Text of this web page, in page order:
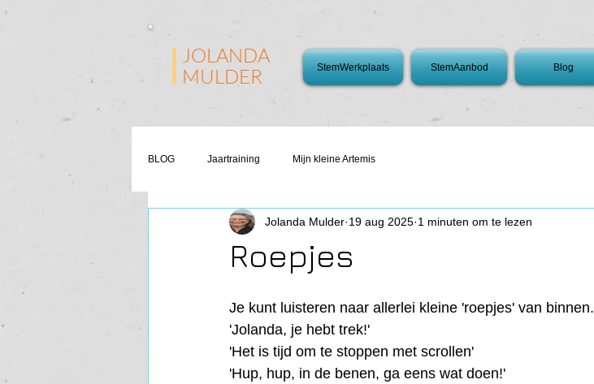
JOLANDA
MULDER
StemWerkplaats StemAanbod Blog
BLOG Jaartraining Mijn kleine Artemis
Roepjes
Jolanda Mulder 19 aug 2025 1 minuten om te lezen
Je kunt luisteren naar allerlei kleine 'roepjes' van binnen.
'Jolanda, je hebt trek!'
'Het is tijd om te stoppen met scrollen'
'Hup, hup, in de benen, ga eens wat doen!'